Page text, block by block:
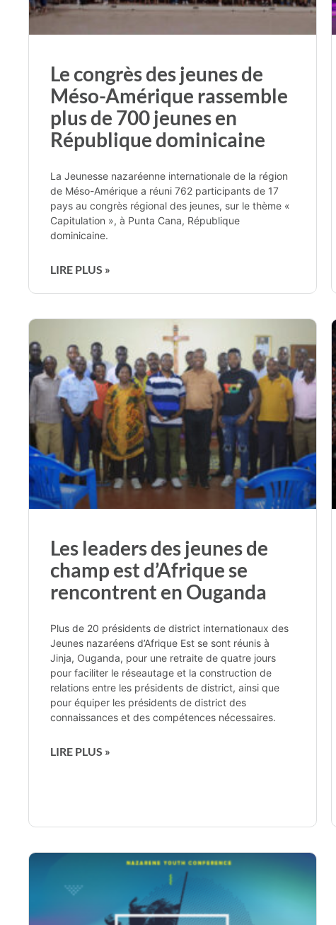
Le congrès des jeunes de
Méso-Amérique rassemble
plus de 700 jeunes en
République dominicaine
La Jeunesse nazaréenne internationale de la région
de Méso-Amérique a réuni 762 participants de 17
pays au congrès régional des jeunes, sur le thème «
Capitulation », à Punta Cana, République
dominicaine.
LIRE PLUS »
Les leaders des jeunes de
champ est d’Afrique se
rencontrent en Ouganda
Plus de 20 présidents de district internationaux des
Jeunes nazaréens d’Afrique Est se sont réunis à
Jinja, Ouganda, pour une retraite de quatre jours
pour faciliter le réseautage et la construction de
relations entre les présidents de district, ainsi que
pour équiper les présidents de district des
connaissances et des compétences nécessaires.
LIRE PLUS »